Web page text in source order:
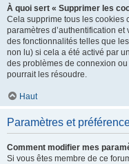
À quoi sert « Supprimer les
Cela supprime tous les cookies
paramètres d’authentification
des fonctionnalités telles que
non lu) si cela a été activé par
des problèmes de connexion
pourrait les résoudre.
Haut
Paramètres et
Comment modifier mes
Si vous êtes membre de ce